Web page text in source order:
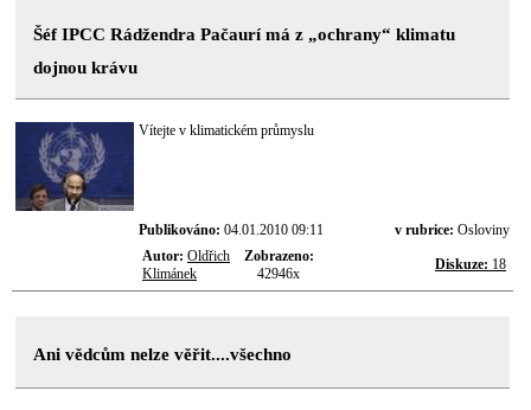
Šéf IPCC Rádžendra Pačaurí má z „ochrany“ klimatu
dojnou krávu
Vítejte v klimatickém průmyslu
Publikováno: 04.01.2010 09:11 v rubrice: Osloviny
Autor: Oldřich
Klimánek
Zobrazeno:
42946x
Diskuze: 18
Ani vědcům nelze věřit....všechno